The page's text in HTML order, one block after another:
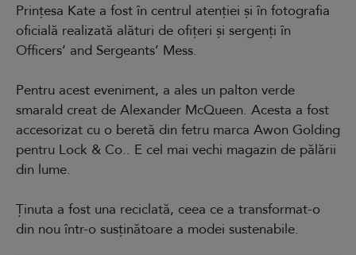
Prințesa Kate a fost în centrul atenției și în fotografia
oficială realizată alături de ofițeri și sergenți în
Officers’ and Sergeants’ Mess.
Pentru acest eveniment, a ales un palton verde
smarald creat de Alexander McQueen. Acesta a fost
accesorizat cu o beretă din fetru marca Awon Golding
pentru Lock & Co.. E cel mai vechi magazin de pălării
din lume.
Ținuta a fost una reciclată, ceea ce a transformat-o
din nou într-o susținătoare a modei sustenabile.